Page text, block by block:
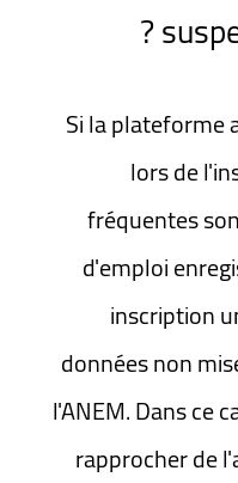
Si la plateforme
lors de
fréquentes
d'emploi
inscription
données non
l'ANEM. Dans ce
rapprocher de